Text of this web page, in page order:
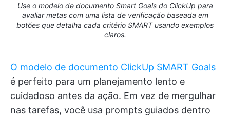
Use o modelo de documento Smart Goals do ClickUp para
avaliar metas com uma lista de verificação baseada em
botões que detalha cada critério SMART usando exemplos
claros.
O modelo de documento ClickUp SMART Goals
é perfeito para um planejamento lento e
cuidadoso antes da ação. Em vez de mergulhar
nas tarefas, você usa prompts guiados dentro